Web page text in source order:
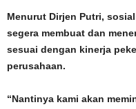
Menurut Dirjen Putri,
segera membuat dan
sesuai dengan kinerja
perusahaan.
“Nantinya kami akan